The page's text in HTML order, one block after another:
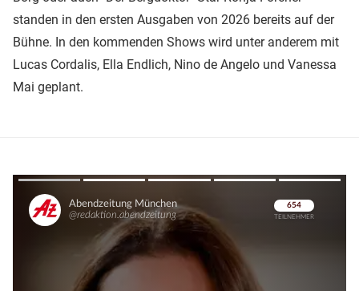
standen in den ersten Ausgaben von 2026 bereits auf der
Bühne. In den kommenden Shows wird unter anderem mit
Lucas Cordalis, Ella Endlich, Nino de Angelo und Vanessa
Mai geplant.
Überspringen